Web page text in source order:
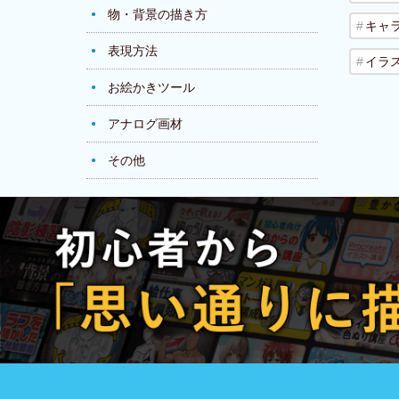
物・背景の描き方
表現方法
お絵かきツール
アナログ画材
その他
キャ
イラ